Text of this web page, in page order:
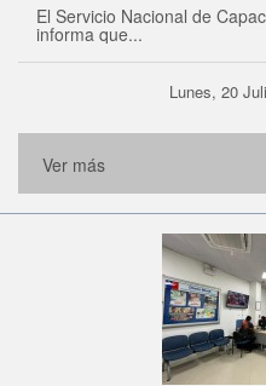
El Servicio Nacional de
informa que...
Lunes, 20
Ver más